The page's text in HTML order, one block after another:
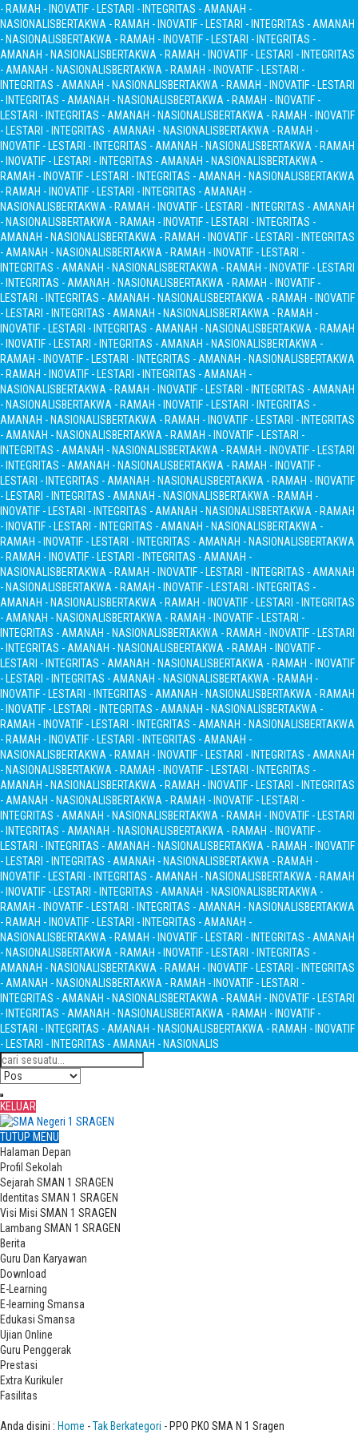
- RAMAH - INOVATIF - LESTARI - INTEGRITAS - AMANAH -
NASIONALISBERTAKWA - RAMAH - INOVATIF - LESTARI - INTEGRITAS - AMANAH
- NASIONALISBERTAKWA - RAMAH - INOVATIF - LESTARI - INTEGRITAS -
AMANAH - NASIONALISBERTAKWA - RAMAH - INOVATIF - LESTARI - INTEGRITAS
- AMANAH - NASIONALISBERTAKWA - RAMAH - INOVATIF - LESTARI -
INTEGRITAS - AMANAH - NASIONALISBERTAKWA - RAMAH - INOVATIF - LESTARI
- INTEGRITAS - AMANAH - NASIONALISBERTAKWA - RAMAH - INOVATIF -
LESTARI - INTEGRITAS - AMANAH - NASIONALISBERTAKWA - RAMAH - INOVATIF
- LESTARI - INTEGRITAS - AMANAH - NASIONALISBERTAKWA - RAMAH -
INOVATIF - LESTARI - INTEGRITAS - AMANAH - NASIONALISBERTAKWA - RAMAH
- INOVATIF - LESTARI - INTEGRITAS - AMANAH - NASIONALISBERTAKWA -
RAMAH - INOVATIF - LESTARI - INTEGRITAS - AMANAH - NASIONALISBERTAKWA
- RAMAH - INOVATIF - LESTARI - INTEGRITAS - AMANAH -
NASIONALISBERTAKWA - RAMAH - INOVATIF - LESTARI - INTEGRITAS - AMANAH
- NASIONALISBERTAKWA - RAMAH - INOVATIF - LESTARI - INTEGRITAS -
AMANAH - NASIONALISBERTAKWA - RAMAH - INOVATIF - LESTARI - INTEGRITAS
- AMANAH - NASIONALISBERTAKWA - RAMAH - INOVATIF - LESTARI -
INTEGRITAS - AMANAH - NASIONALISBERTAKWA - RAMAH - INOVATIF - LESTARI
- INTEGRITAS - AMANAH - NASIONALISBERTAKWA - RAMAH - INOVATIF -
LESTARI - INTEGRITAS - AMANAH - NASIONALISBERTAKWA - RAMAH - INOVATIF
- LESTARI - INTEGRITAS - AMANAH - NASIONALISBERTAKWA - RAMAH -
INOVATIF - LESTARI - INTEGRITAS - AMANAH - NASIONALISBERTAKWA - RAMAH
- INOVATIF - LESTARI - INTEGRITAS - AMANAH - NASIONALISBERTAKWA -
RAMAH - INOVATIF - LESTARI - INTEGRITAS - AMANAH - NASIONALISBERTAKWA
- RAMAH - INOVATIF - LESTARI - INTEGRITAS - AMANAH -
NASIONALISBERTAKWA - RAMAH - INOVATIF - LESTARI - INTEGRITAS - AMANAH
- NASIONALISBERTAKWA - RAMAH - INOVATIF - LESTARI - INTEGRITAS -
AMANAH - NASIONALISBERTAKWA - RAMAH - INOVATIF - LESTARI - INTEGRITAS
- AMANAH - NASIONALISBERTAKWA - RAMAH - INOVATIF - LESTARI -
INTEGRITAS - AMANAH - NASIONALISBERTAKWA - RAMAH - INOVATIF - LESTARI
- INTEGRITAS - AMANAH - NASIONALISBERTAKWA - RAMAH - INOVATIF -
LESTARI - INTEGRITAS - AMANAH - NASIONALISBERTAKWA - RAMAH - INOVATIF
- LESTARI - INTEGRITAS - AMANAH - NASIONALISBERTAKWA - RAMAH -
INOVATIF - LESTARI - INTEGRITAS - AMANAH - NASIONALISBERTAKWA - RAMAH
- INOVATIF - LESTARI - INTEGRITAS - AMANAH - NASIONALISBERTAKWA -
RAMAH - INOVATIF - LESTARI - INTEGRITAS - AMANAH - NASIONALISBERTAKWA
- RAMAH - INOVATIF - LESTARI - INTEGRITAS - AMANAH -
NASIONALISBERTAKWA - RAMAH - INOVATIF - LESTARI - INTEGRITAS - AMANAH
- NASIONALISBERTAKWA - RAMAH - INOVATIF - LESTARI - INTEGRITAS -
AMANAH - NASIONALISBERTAKWA - RAMAH - INOVATIF - LESTARI - INTEGRITAS
- AMANAH - NASIONALISBERTAKWA - RAMAH - INOVATIF - LESTARI -
INTEGRITAS - AMANAH - NASIONALISBERTAKWA - RAMAH - INOVATIF - LESTARI
- INTEGRITAS - AMANAH - NASIONALISBERTAKWA - RAMAH - INOVATIF -
LESTARI - INTEGRITAS - AMANAH - NASIONALISBERTAKWA - RAMAH - INOVATIF
- LESTARI - INTEGRITAS - AMANAH - NASIONALISBERTAKWA - RAMAH -
INOVATIF - LESTARI - INTEGRITAS - AMANAH - NASIONALISBERTAKWA - RAMAH
- INOVATIF - LESTARI - INTEGRITAS - AMANAH - NASIONALISBERTAKWA -
RAMAH - INOVATIF - LESTARI - INTEGRITAS - AMANAH - NASIONALISBERTAKWA
- RAMAH - INOVATIF - LESTARI - INTEGRITAS - AMANAH -
NASIONALISBERTAKWA - RAMAH - INOVATIF - LESTARI - INTEGRITAS - AMANAH
- NASIONALISBERTAKWA - RAMAH - INOVATIF - LESTARI - INTEGRITAS -
AMANAH - NASIONALISBERTAKWA - RAMAH - INOVATIF - LESTARI - INTEGRITAS
- AMANAH - NASIONALISBERTAKWA - RAMAH - INOVATIF - LESTARI -
INTEGRITAS - AMANAH - NASIONALISBERTAKWA - RAMAH - INOVATIF - LESTARI
- INTEGRITAS - AMANAH - NASIONALISBERTAKWA - RAMAH - INOVATIF -
LESTARI - INTEGRITAS - AMANAH - NASIONALISBERTAKWA - RAMAH - INOVATIF
- LESTARI - INTEGRITAS - AMANAH - NASIONALISBERTAKWA - RAMAH -
INOVATIF - LESTARI - INTEGRITAS - AMANAH - NASIONALISBERTAKWA - RAMAH
- INOVATIF - LESTARI - INTEGRITAS - AMANAH - NASIONALISBERTAKWA -
RAMAH - INOVATIF - LESTARI - INTEGRITAS - AMANAH - NASIONALISBERTAKWA
- RAMAH - INOVATIF - LESTARI - INTEGRITAS - AMANAH -
NASIONALISBERTAKWA - RAMAH - INOVATIF - LESTARI - INTEGRITAS - AMANAH
- NASIONALISBERTAKWA - RAMAH - INOVATIF - LESTARI - INTEGRITAS -
AMANAH - NASIONALISBERTAKWA - RAMAH - INOVATIF - LESTARI - INTEGRITAS
- AMANAH - NASIONALISBERTAKWA - RAMAH - INOVATIF - LESTARI -
INTEGRITAS - AMANAH - NASIONALISBERTAKWA - RAMAH - INOVATIF - LESTARI
- INTEGRITAS - AMANAH - NASIONALISBERTAKWA - RAMAH - INOVATIF -
LESTARI - INTEGRITAS - AMANAH - NASIONALISBERTAKWA - RAMAH - INOVATIF
- LESTARI - INTEGRITAS - AMANAH - NASIONALIS
KELUAR
TUTUP MENU
Halaman Depan
Profil Sekolah
Sejarah SMAN 1 SRAGEN
Identitas SMAN 1 SRAGEN
Visi Misi SMAN 1 SRAGEN
Lambang SMAN 1 SRAGEN
Berita
Guru Dan Karyawan
Download
E-Learning
E-learning Smansa
Edukasi Smansa
Ujian Online
Guru Penggerak
Prestasi
Extra Kurikuler
Fasilitas
Anda disini : Home -Tak Berkategori - PPO PKO SMA N 1 Sragen